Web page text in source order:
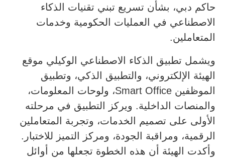
حاكم دبي، بشأن تسريع تبني تقنيات الذكاء
الاصطناعي في العمليات الحكومية وخدمات
المتعاملين.
ويشمل تطبيق الذكاء الاصطناعي الوكيلي موقع
الهيئة الإلكتروني، والتطبيق الذكي، وتطبيق
الموظفين Smart Office، ولوحات المعلومات،
والمنصات الداخلية. ويركز التطبيق في مرحلته
الأولى على تصميم الخدمات، وتجربة المتعاملين
الرقمية، ومراقبة الجودة، ومركز التميز للاختبار.
وأكدت الهيئة أن هذه الخطوة تجعلها من أوائل